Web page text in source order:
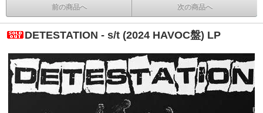
前の商品へ 次の商品へ
DETESTATION - s/t (2024 HAVOC盤) LP